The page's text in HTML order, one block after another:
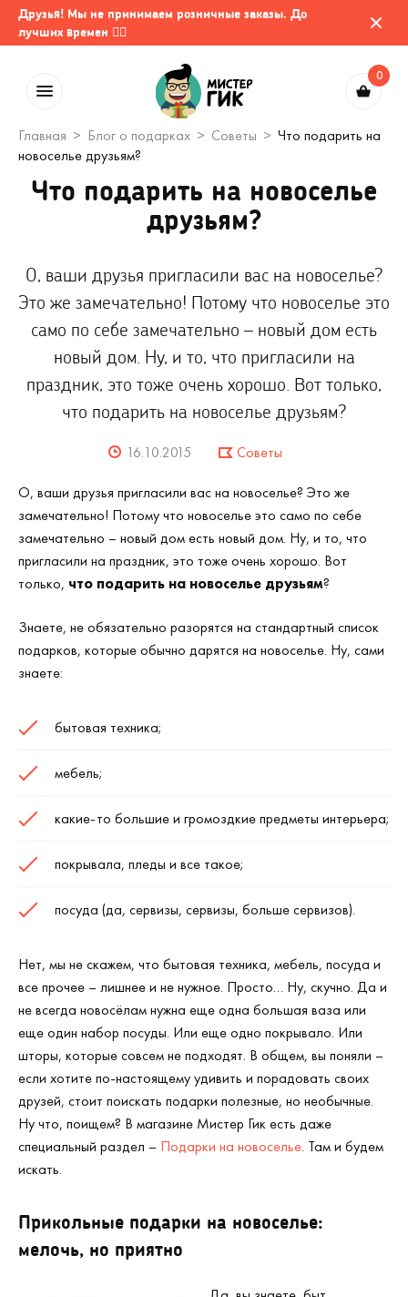
Друзья! Мы не принимаем розничные заказы. До
лучших времен 🤷‍♂️
0
Главная Блог о подарках Советы
Что подарить на
новоселье друзьям?
Что подарить на новоселье
друзьям?
О, ваши друзья пригласили вас на новоселье?
Это же замечательно! Потому что новоселье это
само по себе замечательно – новый дом есть
новый дом. Ну, и то, что пригласили на
праздник, это тоже очень хорошо. Вот только,
что подарить на новоселье друзьям?
16.10.2015 Советы
О, ваши друзья пригласили вас на новоселье? Это же
замечательно! Потому что новоселье это само по себе
замечательно – новый дом есть новый дом. Ну, и то, что
пригласили на праздник, это тоже очень хорошо. Вот
только, что подарить на новоселье друзьям?
Знаете, не обязательно разорятся на стандартный список
подарков, которые обычно дарятся на новоселье. Ну, сами
знаете:
бытовая техника;
мебель;
какие-то большие и громоздкие предметы интерьера;
покрывала, пледы и все такое;
посуда (да, сервизы, сервизы, больше сервизов).
Нет, мы не скажем, что бытовая техника, мебель, посуда и
все прочее – лишнее и не нужное. Просто… Ну, скучно. Да и
не всегда новосёлам нужна еще одна большая ваза или
еще один набор посуды. Или еще одно покрывало. Или
шторы, которые совсем не подходят. В общем, вы поняли –
если хотите по-настоящему удивить и порадовать своих
друзей, стоит поискать подарки полезные, но необычные.
Ну что, поищем? В магазине Мистер Гик есть даже
специальный раздел – Подарки на новоселье. Там и будем
искать.
Прикольные подарки на новоселье:
мелочь, но приятно